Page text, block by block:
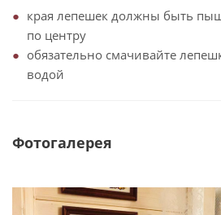
края лепешек должны быть
по центру
обязательно смачивайте
водой
Фотогалерея